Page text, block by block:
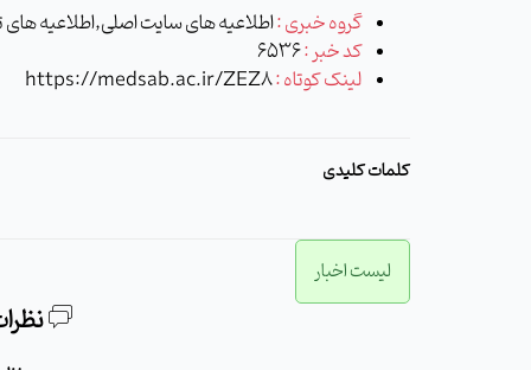
گروه خبری :اطلاعیه های سایت اصلی,اطلاعیه
کد خبر :6536
لینک کوتاه : https://medsab.ac.ir/ZEZ8
کلمات کلیدی
لیست اخبار